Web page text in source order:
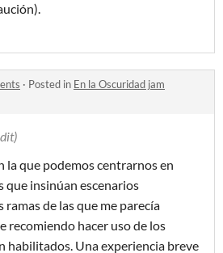
· Posted in En la Oscuridad jam
que podemos centrarnos en
que insinúan escenarios
ramas de las que me parecía
recomiendo hacer uso de los
habilitados. Una experiencia breve